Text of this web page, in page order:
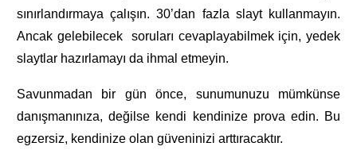
sınırlandırmaya çalışın. 30’dan fazla slayt kullanmayın.
Ancak gelebilecek soruları cevaplayabilmek için, yedek
slaytlar hazırlamayı da ihmal etmeyin.
Savunmadan bir gün önce, sunumunuzu mümkünse
danışmanınıza, değilse kendi kendinize prova edin. Bu
egzersiz, kendinize olan güveninizi arttıracaktır.